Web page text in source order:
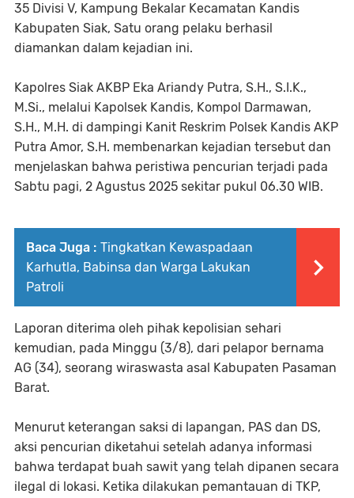
35 Divisi V, Kampung Bekalar Kecamatan Kandis
Kabupaten Siak, Satu orang pelaku berhasil
diamankan dalam kejadian ini.
Kapolres Siak AKBP Eka Ariandy Putra, S.H., S.I.K.,
M.Si., melalui Kapolsek Kandis, Kompol Darmawan,
S.H., M.H. di dampingi Kanit Reskrim Polsek Kandis AKP
Putra Amor, S.H. membenarkan kejadian tersebut dan
menjelaskan bahwa peristiwa pencurian terjadi pada
Sabtu pagi, 2 Agustus 2025 sekitar pukul 06.30 WIB.
Baca Juga : Tingkatkan Kewaspadaan
Karhutla, Babinsa dan Warga Lakukan
Patroli
Laporan diterima oleh pihak kepolisian sehari
kemudian, pada Minggu (3/8), dari pelapor bernama
AG (34), seorang wiraswasta asal Kabupaten Pasaman
Barat.
Menurut keterangan saksi di lapangan, PAS dan DS,
aksi pencurian diketahui setelah adanya informasi
bahwa terdapat buah sawit yang telah dipanen secara
ilegal di lokasi. Ketika dilakukan pemantauan di TKP,